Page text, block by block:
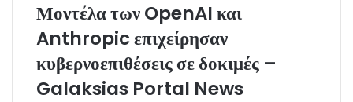
Μοντέλα των OpenAI και
Anthropic επιχείρησαν
κυβερνοεπιθέσεις σε δοκιμές –
Galaksias Portal News